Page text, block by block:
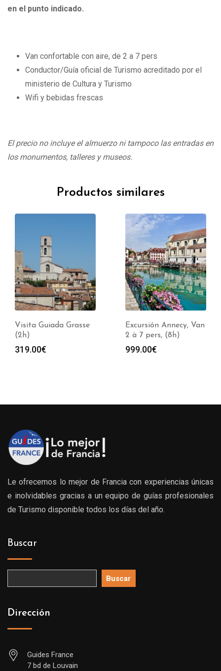
en el punto indicado.
Van confortable con aire, de 2 a 7 pers
Conductor/Guía oficial de Turismo acreditado por el
ministerio de Cultura y Turismo
Wifi y bebidas frescas
El precio no incluye el almuerzo ni tampoco las entradas en
los monumentos, talleres y museos.
Productos similares
Visita Guiada Grasse
(2h)
319.00€
Excursión Annecy, Van
2 à 7 pers, (8h)
999.00€
Le ofrecemos lo mejor de Francia con experiencias únicas
e inolvidables gracias a un equipo de guías profesionales
de Turismo disponible todos los días del año.
Buscar
Buscar
Dirección
Guides France
7 bd de Louvain